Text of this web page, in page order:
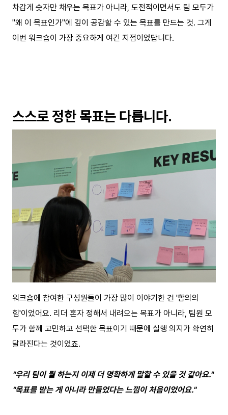
차갑게 숫자만 채우는 목표가 아니라, 도전적이면서도 팀 모두가
"왜 이 목표인가"에 깊이 공감할 수 있는 목표를 만드는 것. 그게
이번 워크숍이 가장 중요하게 여긴 지점이었답니다.
스스로 정한 목표는 다릅니다.
워크숍에 참여한 구성원들이 가장 많이 이야기한 건 '합의의
힘'이었어요. 리더 혼자 정해서 내려오는 목표가 아니라, 팀원 모
두가 함께 고민하고 선택한 목표이기 때문에 실행 의지가 확연히
달라진다는 것이었죠.
"우리 팀이 뭘 하는지 이제 더 명확하게 말할 수 있을 것 같아요."
"목표를 받는 게 아니라 만들었다는 느낌이 처음이었어요."